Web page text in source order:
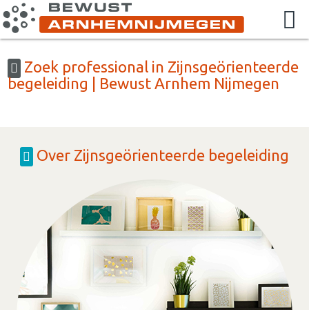
Zoek professional in Zijnsgeörienteerde
begeleiding | Bewust Arnhem Nijmegen
Over Zijnsgeörienteerde begeleiding